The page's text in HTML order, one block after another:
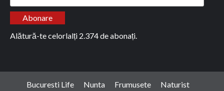
Abonare
Alătură-te celorlalți 2.374 de abonați.
Bucuresti Life Nunta Frumusete
Naturist